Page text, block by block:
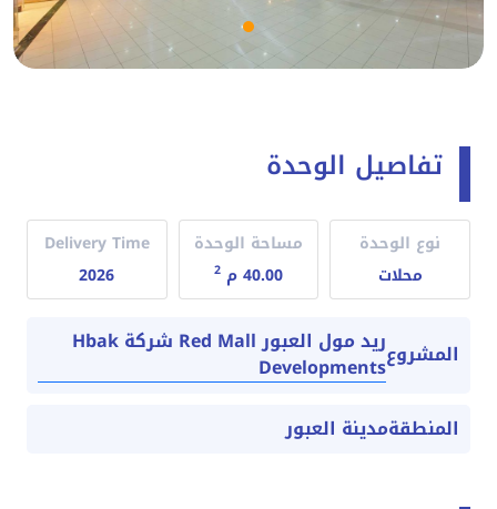
تفاصيل الوحدة
نوع الوحدة
محلات
مساحة الوحدة
40.00 م
2
Delivery Time
2026
المشروع ريد مول العبور Red Mall شركة Hbak
Developments
المنطقةمدينة العبور